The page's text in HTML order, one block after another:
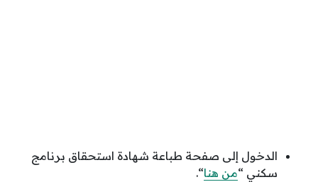
الدخول إلى صفحة طباعة شهادة استحقاق برنامج
سكني “من هنا“.